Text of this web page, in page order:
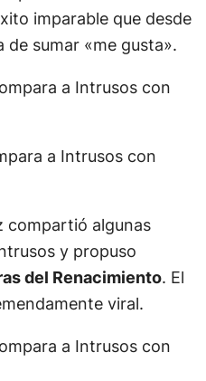
imparable que desde
de sumar «me gusta».
a Intrusos con
compartió algunas
y propuso
del Renacimiento. El
viral.